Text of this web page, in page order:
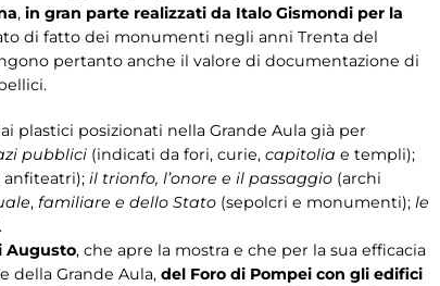
, in gran parte realizzati da Italo Gismondi per la
di fatto dei monumenti negli anni Trenta del
pertanto anche il valore di documentazione di
plastici posizionati nella Grande Aula già per
pubblici (indicati da fori, curie, capitolia e templi);
anfiteatri); il trionfo, l’onore e il passaggio (archi
, familiare e dello Stato (sepolcri e monumenti); le
Augusto, che apre la mostra e che per la sua efficacia
della Grande Aula, del Foro di Pompei con gli edifici